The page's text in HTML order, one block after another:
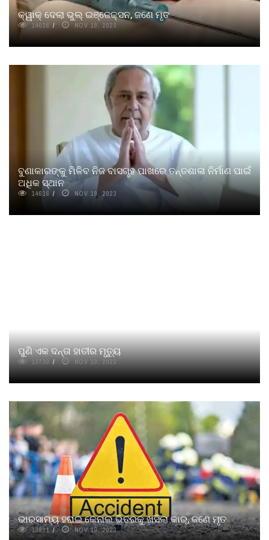
କ୍ୱାକ୍‌ ଦେଲା ଭୁଲ୍ ଇଞ୍ଜେକ୍ସନ, ଜଣେ ମୃତ
14026 NOV 19, 2023
ବୁଣାକାରଙ୍କୁ ମିଳିବ ନିଜ ବାସଗୃହ ପାଖରେ ତନ୍ତଶାଳା ନିର୍ମାଣ ପାଇଁ
ଅଧିକ ସ୍ଥାନ
14616 NOV 19, 2023
ପୁଣି ଏକ ଦନ୍ତା ହାତୀର ମୃତ୍ୟୁ
13730 NOV 19, 2023
ଭାରସାମ୍ୟ ହରାଇ କେନାଲ ଭିତରକୁ ଖସିଲା କାର୍‌, ଜଣେ ମୃତ
13831 NOV 19, 2023